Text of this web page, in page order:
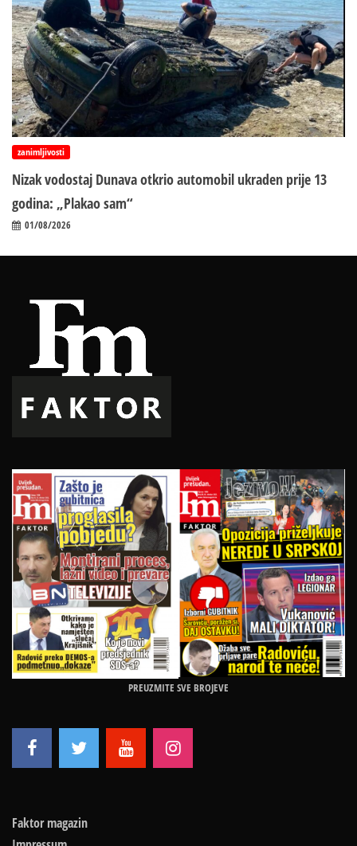
zanimljivosti
Nizak vodostaj Dunava otkrio automobil ukraden prije 13
godina: „Plakao sam“
01/08/2026
PREUZMITE SVE BROJEVE
Faktor magazin